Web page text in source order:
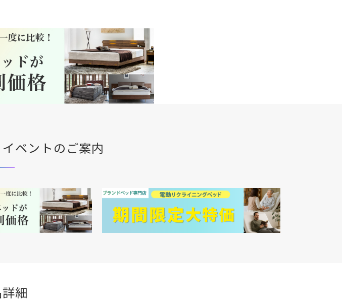
ベントのご案内
細